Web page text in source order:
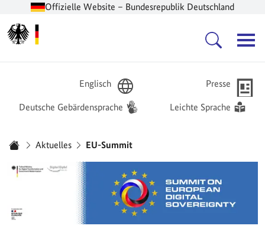
Offizielle Website – Bundesrepublik Deutschland
Englisch Presse
Deutsche Gebärdensprache Leichte Sprache
Aktuelles EU-Summit